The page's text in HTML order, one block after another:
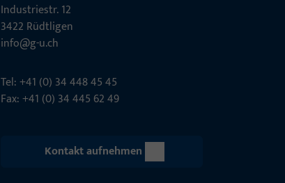
Indu­s­triestr. 12
3422 Rüdt­ligen
info@g-u.ch
Tel: +41 (0) 34 448 45 45
Fax: +41 (0) 34 445 62 49
Kontakt aufnehmen